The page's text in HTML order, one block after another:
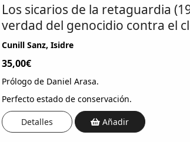
Los sicarios de la retaguardia
verdad del genocidio contra el
Cunill Sanz, Isidre
35,00€
Prólogo de Daniel Arasa.
Perfecto estado de conservación.
Detalles Añadir